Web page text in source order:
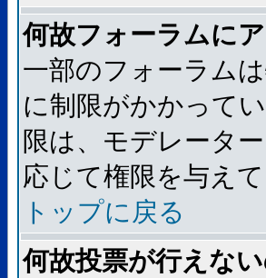
何故フォーラムに
一部のフォーラム
に制限がかかって
限は、モデレータ
応じて権限を与え
トップに戻る
何故投票が行えな